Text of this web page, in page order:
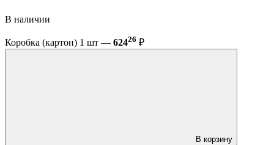
В наличии
Коробка (картон) 1 шт — 62426 ₽
В корзину